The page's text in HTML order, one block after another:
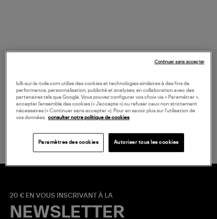
LIVRAISON GRATUITE
20 € EN VOUS INSCRIVANT À LA
NEWSLETTER
lulli-sur-la-toile.com utilise des cookies et technologies similaires à des fins de
performance, personnalisation, publicité et analyses, en collaboration avec des
partenaires tels que Google. Vous pouvez configurer vos choix via « Paramétrer »,
accepter l’ensemble des cookies (« J’accepte ») ou refuser ceux non strictement
nécessaires (« Continuer sans accepter »). Pour en savoir plus sur l’utilisation de
vos données, consulter notre politique de cookies
Paramètres des cookies Autoriser tous les cookies
Continuer sans accepter